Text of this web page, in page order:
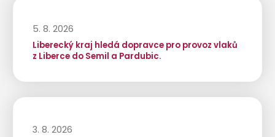
5. 8. 2026
Liberecký kraj hledá dopravce pro provoz vlaků
z Liberce do Semil a Pardubic.
3. 8. 2026